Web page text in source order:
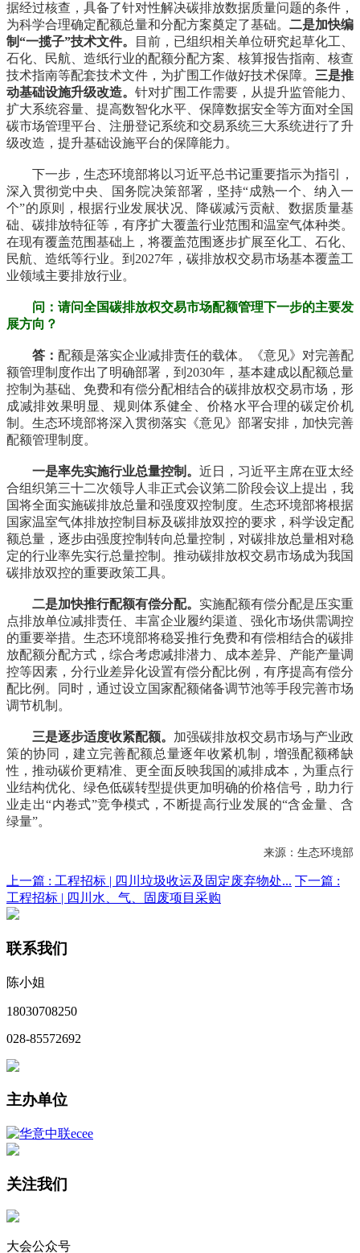
据经过核查，具备了针对性解决碳排放数据质量问题的条件，
为科学合理确定配额总量和分配方案奠定了基础。 二是加快编
制“一揽子”技术文件。
目前，已组织相关单位研究起草化工、
石化、民航、造纸行业的配额分配方案、核算报告指南、核查
技术指南等配套技术文件，为扩围工作做好技术保障。 三是推
动基础设施升级改造。 针对扩围工作需要，从提升监管能力、
扩大系统容量、提高数智化水平、保障数据安全等方面对全国
碳市场管理平台、注册登记系统和交易系统三大系统进行了升
级改造，提升基础设施平台的保障能力。
下一步，生态环境部将以习近平总书记重要指示为指引，
深入贯彻党中央、国务院决策部署，坚持“成熟一个、纳入一
个”的原则，根据行业发展状况、降碳减污贡献、数据质量基
础、碳排放特征等，有序扩大覆盖行业范围和温室气体种类。
在现有覆盖范围基础上，将覆盖范围逐步扩展至化工、石化、
民航、造纸等行业。到2027年，碳排放权交易市场基本覆盖工
业领域主要排放行业。
问：请问全国碳排放权交易市场配额管理下一步的主要发
展方向？
答： 配额是落实企业减排责任的载体。《意见》对完善配
额管理制度作出了明确部署，到2030年，基本建成以配额总量
控制为基础、免费和有偿分配相结合的碳排放权交易市场，形
成减排效果明显、规则体系健全、价格水平合理的碳定价机
制。生态环境部将深入贯彻落实《意见》部署安排，加快完善
配额管理制度。
一是率先实施行业总量控制。 近日，习近平主席在亚太经
合组织第三十二次领导人非正式会议第二阶段会议上提出，我
国将全面实施碳排放总量和强度双控制度。生态环境部将根据
国家温室气体排放控制目标及碳排放双控的要求，科学设定配
额总量，逐步由强度控制转向总量控制，对碳排放总量相对稳
定的行业率先实行总量控制。推动碳排放权交易市场成为我国
碳排放双控的重要政策工具。
二是加快推行配额有偿分配。 实施配额有偿分配是压实重
点排放单位减排责任、丰富企业履约渠道、强化市场供需调控
的重要举措。生态环境部将稳妥推行免费和有偿相结合的碳排
放配额分配方式，综合考虑减排潜力、成本差异、产能产量调
控等因素，分行业差异化设置有偿分配比例，有序提高有偿分
配比例。同时，通过设立国家配额储备调节池等手段完善市场
调节机制。
三是逐步适度收紧配额。 加强碳排放权交易市场与产业政
策的协同，建立完善配额总量逐年收紧机制，增强配额稀缺
性，推动碳价更精准、更全面反映我国的减排成本，为重点行
业结构优化、绿色低碳转型提供更加明确的价格信号，助力行
业走出“内卷式”竞争模式，不断提高行业发展的“含金量、含
绿量”。
来源：生态环境部
上一篇 : 工程招标 | 四川垃圾收运及固定废弃物处... 下一篇 :
工程招标 | 四川水、气、固废项目采购
联系我们
陈小姐
18030708250
028-85572692
主办单位
关注我们
大会公众号